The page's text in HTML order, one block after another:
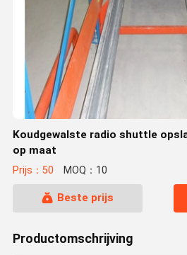
Koudgewalste radio shuttle
op maat
Prijs：50 MOQ：10
Beste prijs
Productomschrijving